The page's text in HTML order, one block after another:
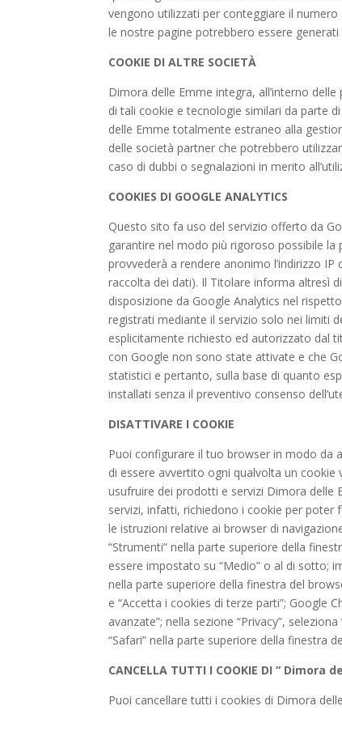
vengono utilizzati per conteggiare il
le nostre pagine potrebbero essere
COOKIE DI ALTRE SOCIETÀ
Dimora delle Emme integra, all’interno
di tali cookie e tecnologie similari da parte
delle Emme totalmente estraneo alla
delle società partner che potrebbero
caso di dubbi o segnalazioni in merito
COOKIES DI GOOGLE ANALYTICS
Questo sito fa uso del servizio offerto da
garantire nel modo più rigoroso possibile la
provvederà a rendere anonimo l’indirizzo
raccolta dei dati). Il Titolare informa altresì
disposizione da Google Analytics nel
registrati mediante il servizio solo nei limiti
esplicitamente richiesto ed autorizzato dal
con Google non sono state attivate e che
statistici e pertanto, sulla base di quanto
installati senza il preventivo consenso
DISATTIVARE I COOKIE
Puoi configurare il tuo browser in modo da
di essere avvertito ogni qualvolta un
usufruire dei prodotti e servizi Dimora delle
servizi, infatti, richiedono i cookie per poter
le istruzioni relative ai browser di
“Strumenti” nella parte superiore della
essere impostato su “Medio” o al di sotto;
nella parte superiore della finestra del
e “Accetta i cookies di terze parti”; Google
avanzate”; nella sezione “Privacy”,
“Safari” nella parte superiore della finestra
CANCELLA TUTTI I COOKIE DI “ Dimora
Puoi cancellare tutti i cookies di Dimora